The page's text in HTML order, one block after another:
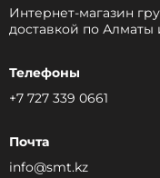
Интернет-магазин
доставкой по Алматы
Телефоны
+7 727 339 0661
Почта
info@smt.kz